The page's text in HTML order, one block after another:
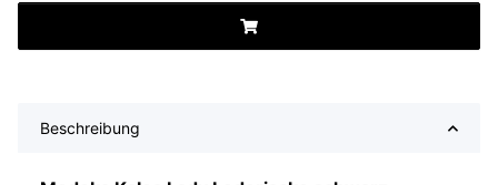
Beschreibung